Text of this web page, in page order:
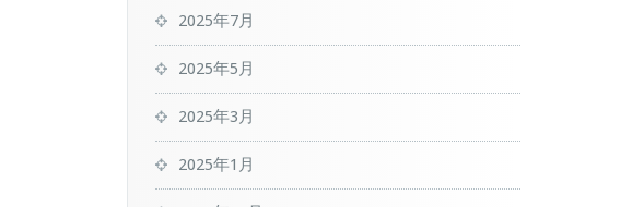
2025年7月
2025年5月
2025年3月
2025年1月